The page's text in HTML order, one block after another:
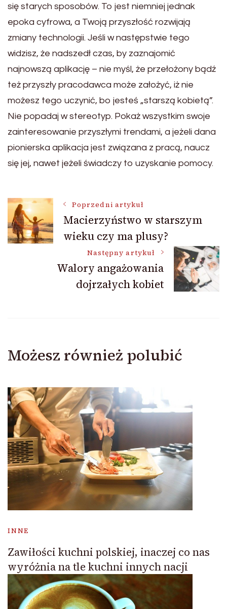
się starych sposobów. To jest niemniej jednak
epoka cyfrowa, a Twoją przyszłość rozwijają
zmiany technologii. Jeśli w następstwie tego
widzisz, że nadszedł czas, by zaznajomić
najnowszą aplikację – nie myśl, że przełożony bądź
też przyszły pracodawca może założyć, iż nie
możesz tego uczynić, bo jesteś „starszą kobietą”.
Nie popadaj w stereotyp. Pokaż wszystkim swoje
zainteresowanie przyszłymi trendami, a jeżeli dana
pionierska aplikacja jest związana z pracą, naucz
się jej, nawet jeżeli świadczy to uzyskanie pomocy.
Nawigacja
wpisu
Poprzedni artykuł
Macierzyństwo w starszym
wieku czy ma plusy?
Następny artykuł
Walory angażowania
dojrzałych kobiet
Możesz również polubić
INNE
Zawiłości kuchni polskiej, inaczej co nas
wyróżnia na tle kuchni innych nacji